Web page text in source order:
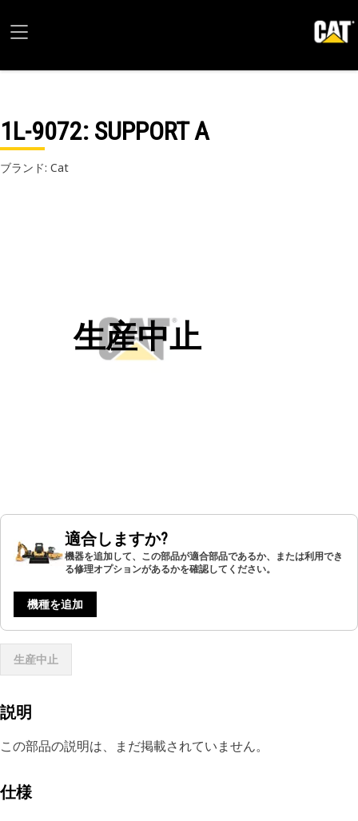
1L-9072: SUPPORT A
ブランド: Cat
生産中止
適合しますか?
機器を追加して、この部品が適合部品であるか、または利用でき
る修理オプションがあるかを確認してください。
機種を追加
生産中止
説明
この部品の説明は、まだ掲載されていません。
仕様